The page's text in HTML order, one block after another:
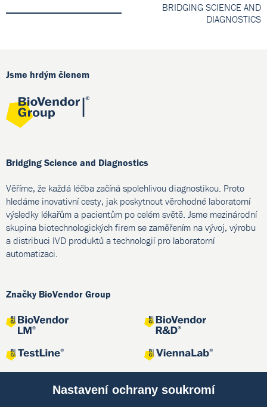
BRIDGING SCIENCE AND
DIAGNOSTICS
Jsme hrdým členem
Bridging Science and Diagnostics
Věříme, že každá léčba začíná spolehlivou diagnostikou. Proto
hledáme inovativní cesty, jak poskytnout věrohodné laboratorní
výsledky lékařům a pacientům po celém světě. Jsme mezinárodní
skupina biotechnologických firem se zaměřením na vývoj, výrobu
a distribuci IVD produktů a technologií pro laboratorní
automatizaci.
Značky BioVendor Group
Nastavení ochrany soukromí